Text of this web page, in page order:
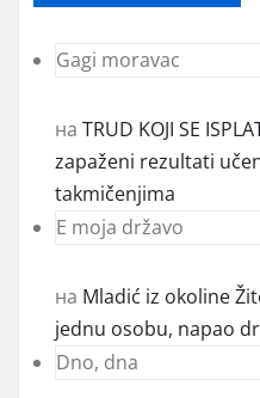
Gagi moravac
на TRUD KOJI SE
zapaženi rezultati
takmičenjima
E moja državo
на Mladić iz okoline
jednu osobu, napao
Dno, dna